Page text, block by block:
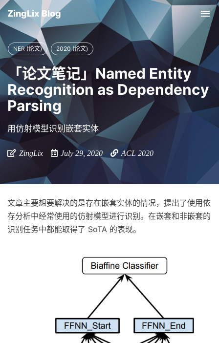
ZingLix Blog
NER (论文) 2020 (论文)
「论文笔记」Named Entity
Recognition as Dependency
Parsing
用仿射模型识别嵌套实体
ZingLix July 29, 2020 ACL 2020
文章主要想要解决的是存在嵌套实体的情况，提出了使用依
存分析中经常使用的仿射模型进行识别。在嵌套和非嵌套的
识别任务中都能取得了 SoTA 的表现。